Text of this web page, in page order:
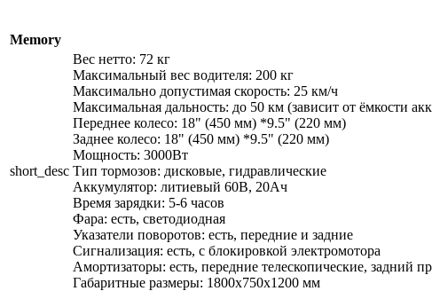
Memory
short_desc
Вес нетто: 72 кг
Максимальный вес водителя: 200 кг
Максимально допустимая скорость: 25 км/ч
Максимальная дальность: до 50 км (зависит от ёмкости
Переднее колесо: 18" (450 мм) *9.5" (220 мм)
Заднее колесо: 18" (450 мм) *9.5" (220 мм)
Мощность: 3000Вт
Тип тормозов: дисковые, гидравлические
Аккумулятор: литиевый 60В, 20Ач
Время зарядки: 5-6 часов
Фара: есть, светодиодная
Указатели поворотов: есть, передние и задние
Сигнализация: есть, с блокировкой электромотора
Амортизаторы: есть, передние телескопические, задний
Габаритные размеры: 1800х750х1200 мм